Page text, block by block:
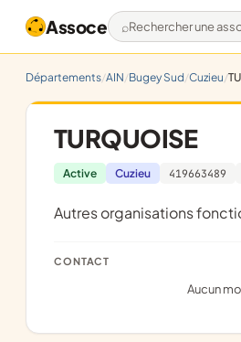
Assoce Rechercher une
Départements AIN Bugey Sud Cuzieu
TURQUOISE
Active Cuzieu 419663489
Autres organisations
CONTACT
Aucun